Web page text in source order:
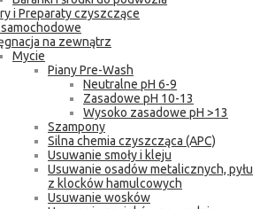
i Preparaty czyszczące
na zewnątrz
Mycie
Piany Pre-Wash
Neutralne pH 6-9
Zasadowe pH 10-13
Wysoko zasadowe pH >13
Szampony
Silna chemia czyszcząca (APC)
Usuwanie smoły i kleju
Usuwanie osadów metalicznych, pyłu
z klocków hamulcowych
Usuwanie wosków